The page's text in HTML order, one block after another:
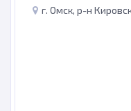
г. Омск, р-н